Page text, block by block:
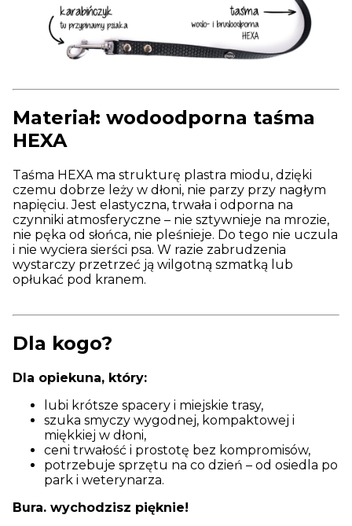
Materiał: wodoodporna taśma
HEXA
Taśma HEXA ma strukturę plastra miodu, dzięki
czemu dobrze leży w dłoni, nie parzy przy nagłym
napięciu. Jest elastyczna, trwała i odporna na
czynniki atmosferyczne – nie sztywnieje na mrozie,
nie pęka od słońca, nie pleśnieje. Do tego nie uczula
i nie wyciera sierści psa. W razie zabrudzenia
wystarczy przetrzeć ją wilgotną szmatką lub
opłukać pod kranem.
Dla kogo?
Dla opiekuna, który:
lubi krótsze spacery i miejskie trasy,
szuka smyczy wygodnej, kompaktowej i
miękkiej w dłoni,
ceni trwałość i prostotę bez kompromisów,
potrzebuje sprzętu na co dzień – od osiedla po
park i weterynarza.
Bura. wychodzisz pięknie!